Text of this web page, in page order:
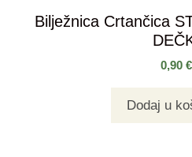
Bilježnica Crtančica
0,90 €
Dodaj u